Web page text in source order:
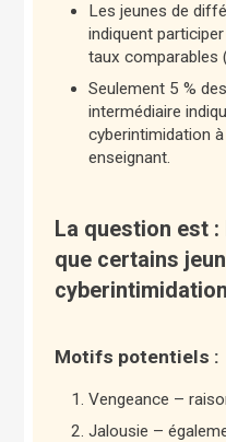
Les jeunes de
indiquent
taux comparables
Seulement 5 %
intermédiaire
cyberintimidation à
enseignant.
La question est :
que certains
Motifs potentiels :
Vengeance –
Jalousie –